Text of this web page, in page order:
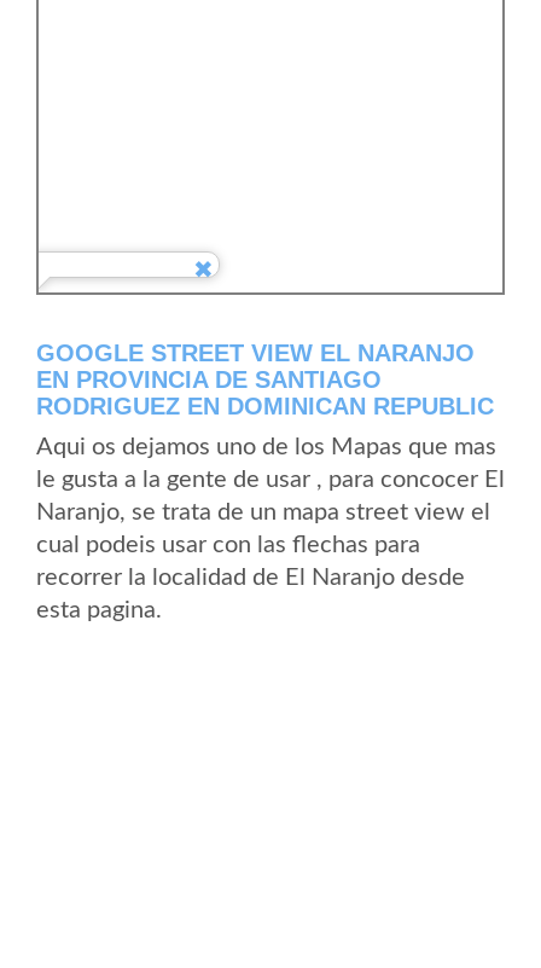
GOOGLE STREET VIEW EL NARANJO
EN PROVINCIA DE SANTIAGO
RODRIGUEZ EN DOMINICAN REPUBLIC
Aqui os dejamos uno de los Mapas que mas
le gusta a la gente de usar , para concocer El
Naranjo, se trata de un mapa street view el
cual podeis usar con las flechas para
recorrer la localidad de El Naranjo desde
esta pagina.